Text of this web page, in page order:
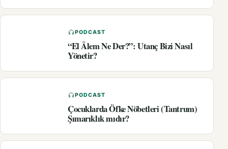
PODCAST
“El Âlem Ne Der?”: Utanç Bizi Nasıl
Yönetir?
PODCAST
Çocuklarda Öfke Nöbetleri (Tantrum)
Şımarıklık mıdır?